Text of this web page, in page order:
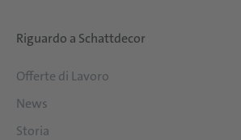
Riguardo a Schattdecor
Offerte di Lavoro
News
Storia